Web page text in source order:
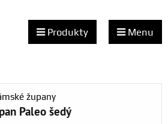
Produkty Menu
župany
Paleo šedý